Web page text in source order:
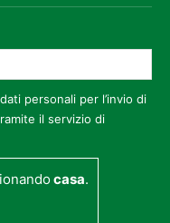
personali per l’invio di
il servizio di
casa.